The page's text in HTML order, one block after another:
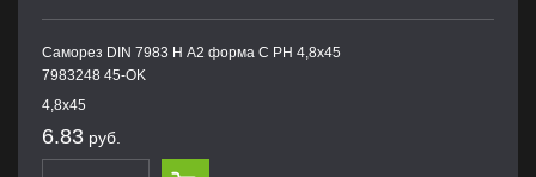
Саморез DIN 7983 H А2 форма С PH 4,8х45
7983248 45-OK
4,8х45
6.83 руб.